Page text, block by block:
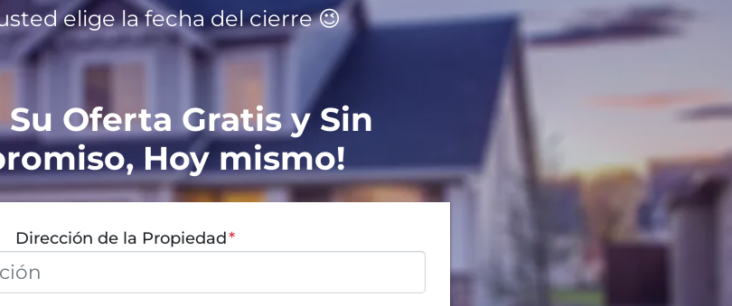
elige la fecha del cierre 😉
Su Oferta Gratis y Sin
Hoy mismo!
Dirección de la Propiedad*